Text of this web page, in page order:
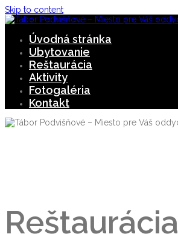
Skip to content
Úvodná stránka
Ubytovanie
Reštaurácia
Aktivity
Fotogaléria
Kontakt
Reštaurácia